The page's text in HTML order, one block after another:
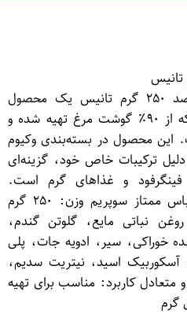
کالباس ممتاز سوپریم ۹۰ درصد ۲۵۰ گرم تانیس یک محصول
پروتئینی با کیفیت بالا است که از ۹۰٪ گوشت مرغ تهیه شده و
این محصول در بسته‌بندی وکیوم
دلیل ترکیبات خاص خود، گزینه‌ای
فینگرفود و غذاهای گرم است.
ویژگی‌های محصول: نوع: کالباس ممتاز سوپریم وزن: ۲۵۰ گرم
روغن نباتی مایع، گلوتن گندم،
خوراکی، سیر، ادویه جات، پلی
اسید، نیتریت سدیم،
کاربرد: مناسب برای تهیه
گرم